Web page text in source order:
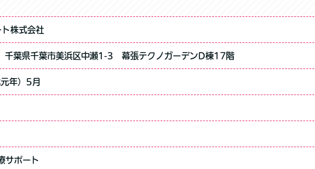
株式会社
葉県千葉市美浜区中瀬1-3 幕張テクノガーデンD棟17階
年）5月
サポート